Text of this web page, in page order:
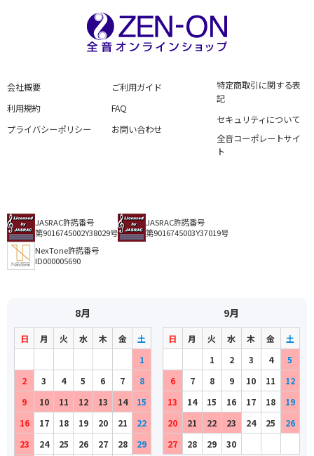
会社概要
利用規約
プライバシーポリシー
ご利用ガイド
FAQ
お問い合わせ
特定商取引に関する表
記
セキュリティについて
全音コーポレートサイ
ト
JASRAC許諾番号
第9016745002Y38029号
JASRAC許諾番号
第9016745003Y37019号
NexTone許諾番号
ID000005690
8月
日 月 火 水 木 金
土
1
2
3 4 5 6 7
8
9
10 11 12 13 14
15
16
17 18 19 20 21
22
23
24 25 26 27 28 29
9月
日 月 火 水 木 金
土
1
2 3 4
5
6
7 8 9 10 11
12
13
14 15 16 17 18
19
20
21 22 23 24 25
26
27
28 29 30